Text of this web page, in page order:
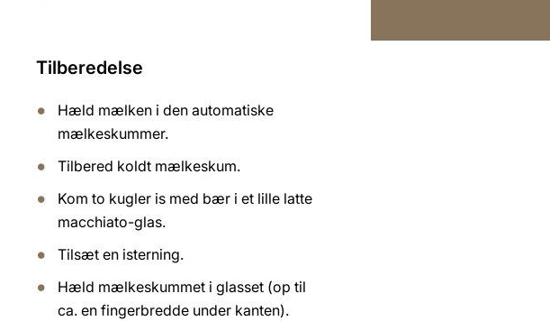
Tilberedelse
Hæld mælken i den automatiske
mælkeskummer.
Tilbered koldt mælkeskum.
Kom to kugler is med bær i et lille latte
macchiato-glas.
Tilsæt en isterning.
Hæld mælkeskummet i glasset (op til
ca. en fingerbredde under kanten).